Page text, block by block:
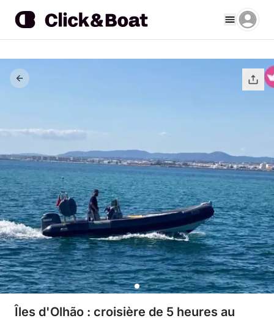
Îles d'Olhão : croisière de 5 heures au